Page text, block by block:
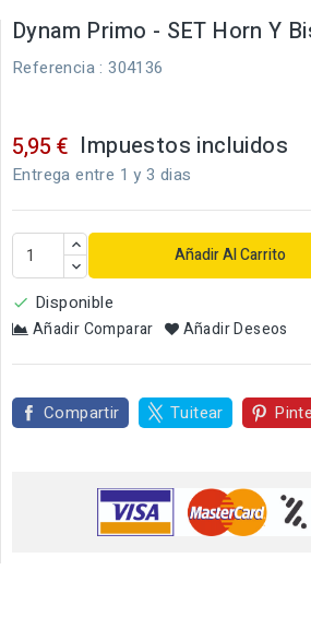
Dynam Primo - SET Horn Y
Referencia : 304136
5,95 € Impuestos incluidos
Entrega entre 1 y 3 dias
Añadir Al Carrito
 Disponible
Añadir Comparar Añadir Deseos
Compartir Tuitear